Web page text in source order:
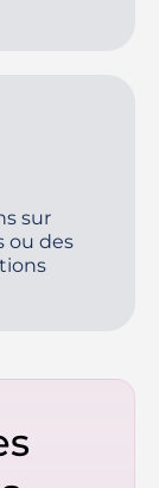
sur
ou des